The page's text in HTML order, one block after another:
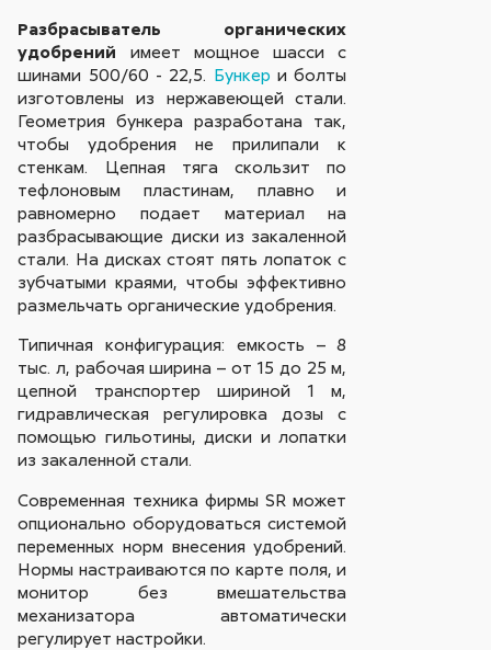
Разбрасыватель органических
удобрений имеет мощное шасси с
шинами 500/60 - 22,5. Бункер и болты
изготовлены из нержавеющей стали.
Геометрия бункера разработана так,
чтобы удобрения не прилипали к
стенкам. Цепная тяга скользит по
тефлоновым пластинам, плавно и
равномерно подает материал на
разбрасывающие диски из закаленной
стали. На дисках стоят пять лопаток с
зубчатыми краями, чтобы эффективно
размельчать органические удобрения.
Типичная конфигурация: емкость – 8
тыс. л, рабочая ширина – от 15 до 25 м,
цепной транспортер шириной 1 м,
гидравлическая регулировка дозы с
помощью гильотины, диски и лопатки
из закаленной стали.
Современная техника фирмы SR может
опционально оборудоваться системой
переменных норм внесения удобрений.
Нормы настраиваются по карте поля, и
монитор без вмешательства
механизатора автоматически
регулирует настройки.